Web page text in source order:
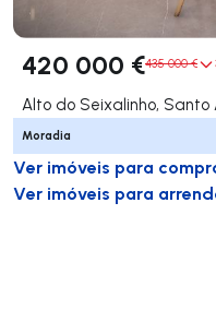
420 000 €435 000 €
Alto do Seixalinho,
Moradia
Ver imóveis para
Ver imóveis para